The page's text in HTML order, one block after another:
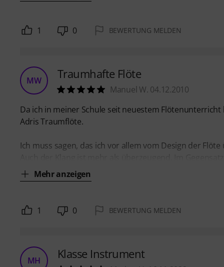
1 0 BEWERTUNG MELDEN
MW Traumhafte Flöte
Manuel W. 04.12.2010
Da ich in meiner Schule seit neuestem
Adris Traumflöte.
Ich muss sagen, das ich vor allem vom Design der
Mehr anzeigen
1 0 BEWERTUNG MELDEN
MH Klasse Instrument